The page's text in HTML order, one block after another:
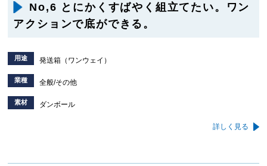
No,6 とにかくすばやく組立てたい。ワン
アクションで底ができる。
用途 発送箱（ワンウェイ）
業種 全般/その他
素材 ダンボール
詳しく見る